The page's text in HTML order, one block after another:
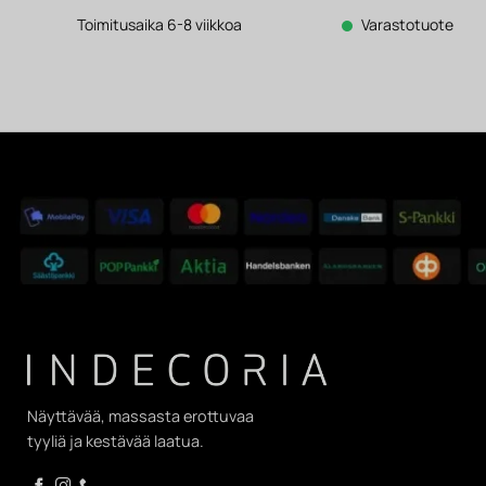
3
222 €.
2
513 €.
Toimitusaika 6-8 viikkoa Varastotuote
Näyttävää, massasta erottuvaa
tyyliä ja kestävää laatua.